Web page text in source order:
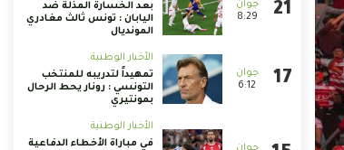
8:29
بعد الخسارة المذلة ضد
اليابان : تونس ثالث مغادري
المونديال
6:12
الأخبار الوطنية
تمهيداً لتدريبه للمنتخب
التونسي : رونار يحط الرحال
بمونتيري
الأخبار الوطنية
في مباراة الأخطاء الدفاعية